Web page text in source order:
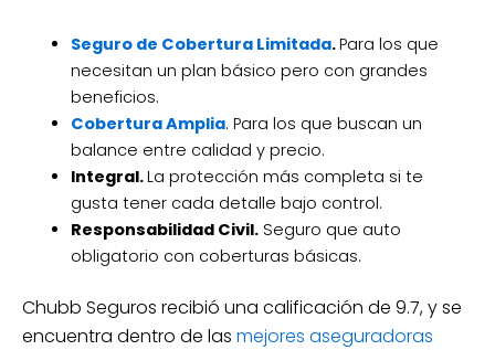
Seguro de Cobertura Limitada.Para los que
necesitan un plan básico pero con grandes
beneficios.
Cobertura Amplia. Para los que buscan un
balance entre calidad y precio.
Integral.La protección más completa si te
gusta tener cada detalle bajo control.
Responsabilidad Civil.Seguro que auto
obligatorio con coberturas básicas.
Chubb Seguros recibió una calificación de 9.7, y se
encuentra dentro de las mejores aseguradoras